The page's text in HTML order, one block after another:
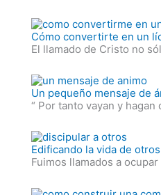
Cómo convertirte en un
El llamado de Cristo no
Un pequeño mensaje de
“ Por tanto vayan y
Edificando la vida de otros
Fuimos llamados a